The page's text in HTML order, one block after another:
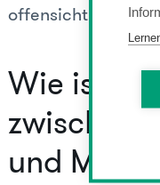
offensichtlich
Wie ist
zwischen
und